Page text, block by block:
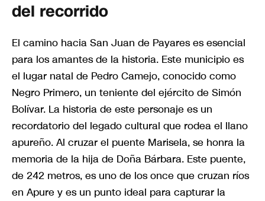
del recorrido
El camino hacia San Juan de Payares es esencial
para los amantes de la historia. Este municipio es
el lugar natal de Pedro Camejo, conocido como
Negro Primero, un teniente del ejército de Simón
Bolívar. La historia de este personaje es un
recordatorio del legado cultural que rodea el llano
apureño. Al cruzar el puente Marisela, se honra la
memoria de la hija de Doña Bárbara. Este puente,
de 242 metros, es uno de los once que cruzan ríos
en Apure y es un punto ideal para capturar la